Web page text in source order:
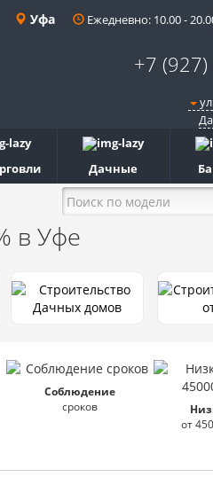
Уфа Ежедневно: 10.00 -
+7
Дачные
в Уфе
Соблюдение
сроков
от